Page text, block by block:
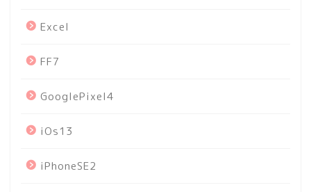
Excel
FF7
GooglePixel4
iOs13
iPhoneSE2